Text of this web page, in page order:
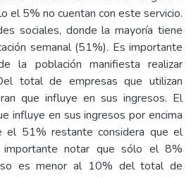
el 5% no cuentan con este servicio.
sociales, donde la mayoría tiene
semanal (51%). Es importante
la población manifiesta realizar
total de empresas que utilizan
que influye en sus ingresos. El
influye en sus ingresos por encima
el 51% restante considera que el
notar que sólo el 8%
es menor al 10% del total de